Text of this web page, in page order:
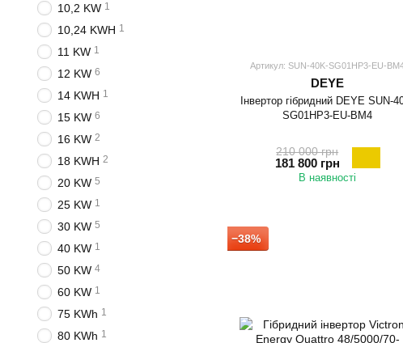
Артикул: SUN-40K-SG01HP3-EU-
DEYE
Інвертор гібридний DEYE SUN-
SG01HP3-EU-BM4
210 000 грн
181 800 грн
В наявності
−38%
10,2 KW 1
10,24 KWH 1
11 KW 1
12 KW 6
14 KWH 1
15 KW 6
16 KW 2
18 KWH 2
20 KW 5
25 KW 1
30 KW 5
40 KW 1
50 KW 4
60 KW 1
75 KWh 1
80 KWh 1